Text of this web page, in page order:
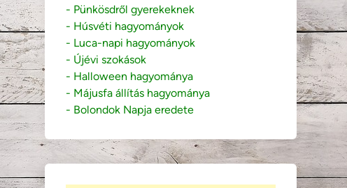
- Pünkösdről gyerekeknek
- Húsvéti hagyományok
- Luca-napi hagyományok
- Újévi szokások
- Halloween hagyománya
- Májusfa állítás hagyománya
- Bolondok Napja eredete